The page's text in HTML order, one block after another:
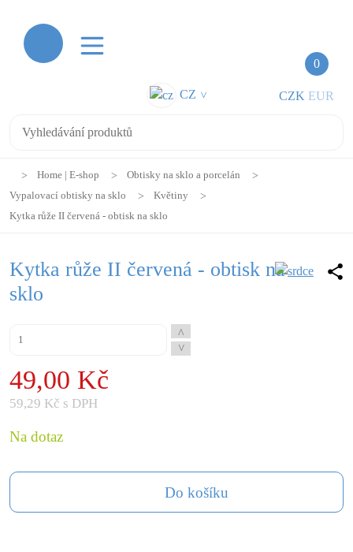
0
CZ > CZK EUR
Home | E-shop
Obtisky na sklo a porcelán
Vypalovací obtisky na sklo
Květiny
Kytka růže II červená - obtisk na sklo
Kytka růže II červená - obtisk na
sklo
^
^
49,00 Kč
59,29 Kč s DPH
Na dotaz
Do košíku